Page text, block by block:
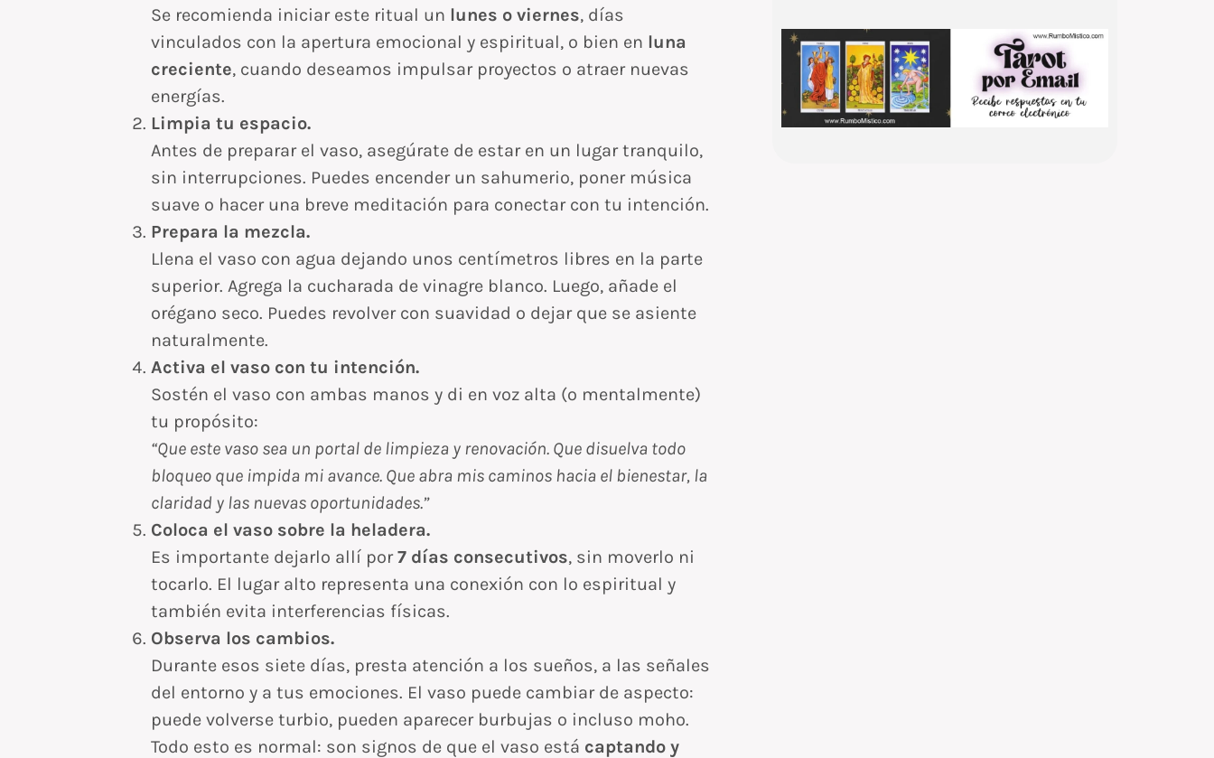
Se recomienda iniciar este ritual un lunes o viernes, días
vinculados con la apertura emocional y espiritual, o bien en luna
creciente, cuando deseamos impulsar proyectos o atraer nuevas
energías.
Limpia tu espacio.
Antes de preparar el vaso, asegúrate de estar en un lugar tranquilo,
sin interrupciones. Puedes encender un sahumerio, poner música
suave o hacer una breve meditación para conectar con tu intención.
Prepara la mezcla.
Llena el vaso con agua dejando unos centímetros libres en la parte
superior. Agrega la cucharada de vinagre blanco. Luego, añade el
orégano seco. Puedes revolver con suavidad o dejar que se asiente
naturalmente.
Activa el vaso con tu intención.
Sostén el vaso con ambas manos y di en voz alta (o mentalmente)
tu propósito:
“Que este vaso sea un portal de limpieza y renovación. Que disuelva todo
bloqueo que impida mi avance. Que abra mis caminos hacia el bienestar, la
claridad y las nuevas oportunidades.”
Coloca el vaso sobre la heladera.
Es importante dejarlo allí por7 días consecutivos, sin moverlo ni
tocarlo. El lugar alto representa una conexión con lo espiritual y
también evita interferencias físicas.
Observa los cambios.
Durante esos siete días, presta atención a los sueños, a las señales
del entorno y a tus emociones. El vaso puede cambiar de aspecto:
puede volverse turbio, pueden aparecer burbujas o incluso moho.
Todo esto es normal: son signos de que el vaso está captando y